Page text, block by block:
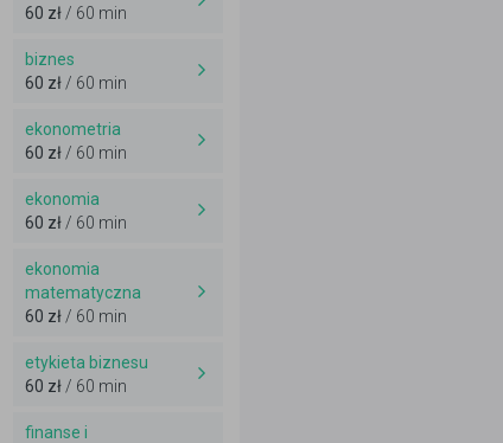
60 zł / 60 min
biznes
60 zł / 60 min
ekonometria
60 zł / 60 min
ekonomia
60 zł / 60 min
ekonomia
matematyczna
60 zł / 60 min
etykieta biznesu
60 zł / 60 min
finanse i